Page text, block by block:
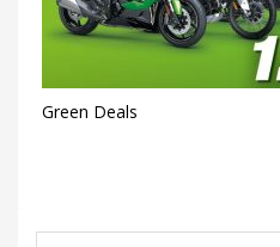
Green Deals